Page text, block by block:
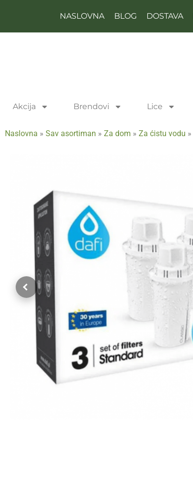
NASLOVNA BLOG DOSTAVA
Akcija Brendovi Lice
Naslovna » Sav asortiman » Za dom » Za ćistu vodu »